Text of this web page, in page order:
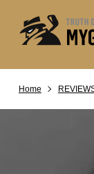
Home
MOST